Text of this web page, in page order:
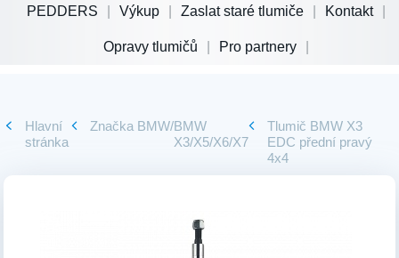
PEDDERS Výkup Zaslat staré tlumiče Kontakt
Opravy tlumičů Pro partnery
Hlavní
stránka
Značka BMW/BMW
X3/X5/X6/X7
Tlumič BMW X3
EDC přední pravý
4x4